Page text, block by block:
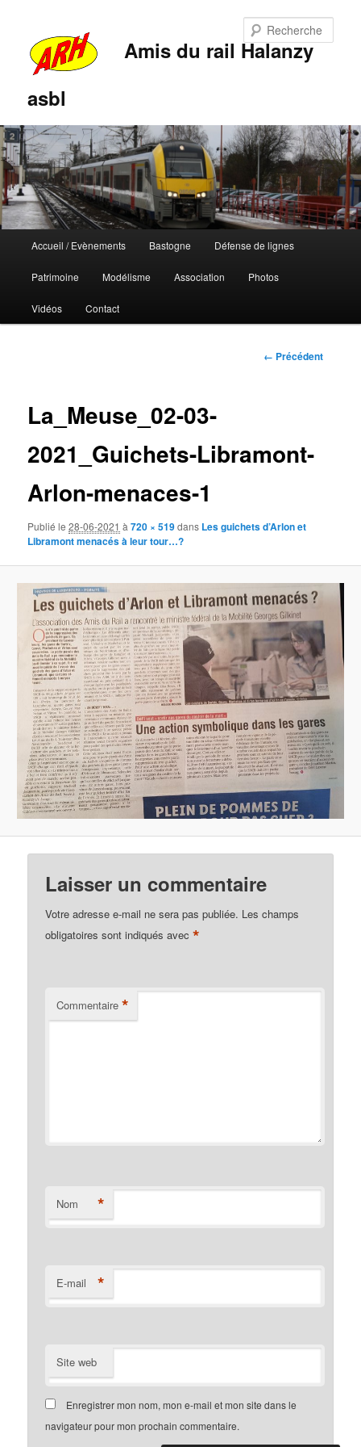
Amis du rail Halanzy
asbl
principal
Aller
au
contenu
Aller
au
contenu
Accueil / Evènements Bastogne Défense de lignes
Patrimoine Modélisme Association Photos
Vidéos Contact
Navigation
← Précédent
La_Meuse_02-03-
2021_Guichets-Libramont-
Arlon-menaces-1
Publié le28-06-2021 à720 × 519dans Les guichets d’Arlon et
Libramont menacés à leur tour…?
Laisser un commentaire
Votre adresse e-mail ne sera pas publiée. Les champs
obligatoires sont indiqués avec*
Commentaire *
Nom *
E-mail *
Site web
Enregistrer mon nom, mon e-mail et mon site dans le
navigateur pour mon prochain commentaire.